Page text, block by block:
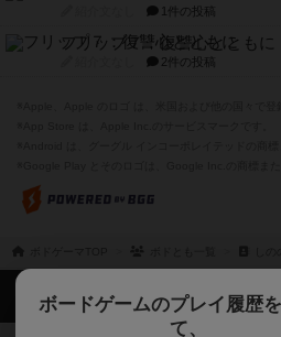
1件の投稿
フリップ７：復讐心とともに
2件の投稿
しの
ボードゲームのプレイ履歴
て、
ボドゲーマTOP